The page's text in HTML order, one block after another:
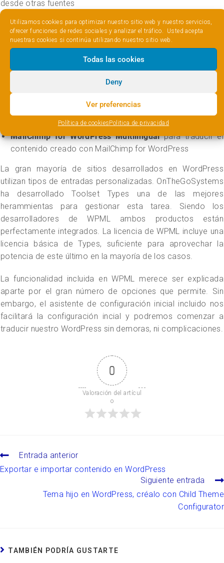
Utilizamos cookies para optimizar nuestro sitio web y nuestro servicios,
ofrecer funciones de redes sociales y analizar el tráfico. Usted acepta
nuestras cookies si continúa utilizando nuestro sitio web.
Todas las cookies
Deny
Ver preferencias
Política de cookiesPolitica de privacidad
desde otras fuentes
WPML incorpora add-ons para diferentes plugins, por
ejemplo:
WooCommerce Multilingualconvierte nuestra tienda en
multilenguaje
Gravity Forms Multilingual
formularios creados con dicho plugin
Advanced Custom Fields Multilingual
para traducir los
campos personalizados creados con ACF
MailChimp for WordPress Multilingualpara traducir el
contenido creado con MailChimp for WordPress
La gran mayoría de sitios desarrollados en WordPress
utilizan tipos de entradas personalizadas. OnTheGoSystems
ha desarrollado Toolset Types una de las mejores
herammientas para gestionar esta tarea. Siendo los
desarrolladores de WPML ambos productos están
perfectamente integrados. La licencia de WPML incluye una
licencia básica de Types, suficiente para aprovechar la
potencia de este último en la mayoría de los casos.
La funcionalidad incluida en WPML merece ser explicada
aparte por el gran número de opciones que permite. Sin
embargo, el asistente de configuración inicial incluido nos
facilitará la configuración incial y podremos comenzar a
traducir nuestro WordPress sin demoras, ni complicaciones.
0
Valoración del artícul
o
Entrada anterior
Exportar e importar contenido en WordPress
Siguiente entrada
Tema hijo en WordPress, créalo con Child Theme
Configurator
TAMBIÉN PODRÍA GUSTARTE